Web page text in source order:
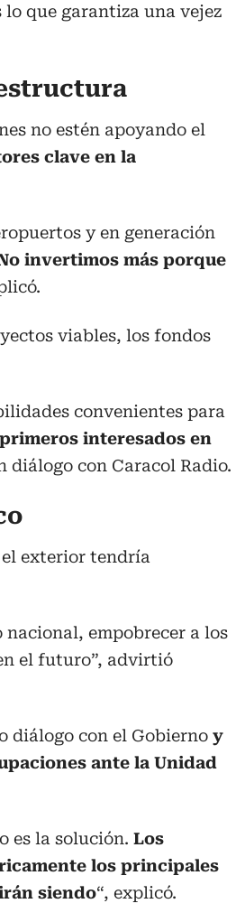
lo que garantiza una vejez
no estén apoyando el
clave en la
y en generación
invertimos más porque
viables, los fondos
convenientes para
interesados en
diálogo con Caracol Radio.
exterior tendría
empobrecer a los
el futuro”, advirtió
diálogo con el Gobierno y
ante la Unidad
es la solución. Los
los principales
siendo“, explicó.